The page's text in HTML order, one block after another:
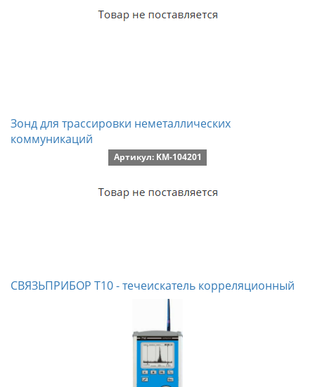
Зонд для трассировки неметаллических
коммуникаций
Артикул: KM-104201
СВЯЗЬПРИБОР Т10 - течеискатель корреляционный